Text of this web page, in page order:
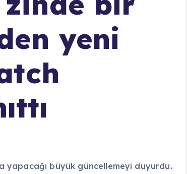
yeni
yapacağı büyük güncellemeyi duyurdu.